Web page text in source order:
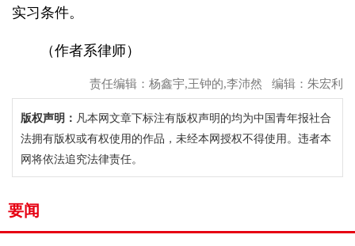
实习条件。
（作者系律师）
责任编辑：杨鑫宇,王钟的,李沛然 编辑：朱宏利
版权声明： 凡本网文章下标注有版权声明的均为中国青年报社合
法拥有版权或有权使用的作品，未经本网授权不得使用。违者本
网将依法追究法律责任。
要闻